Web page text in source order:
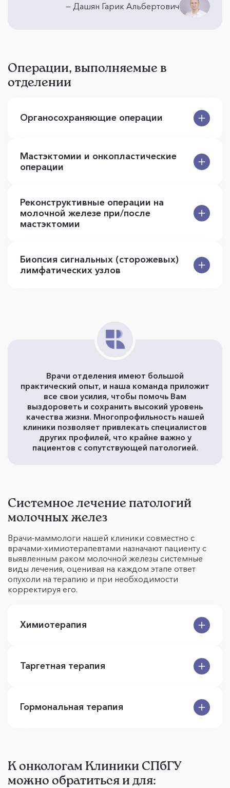
— Дашян Гарик Альбертович
Операции, выполняемые в
отделении
Органосохраняющие операции
Мастэктомии и онкопластические
операции
Реконструктивные операции на
молочной железе при/после
мастэктомии
Биопсия сигнальных (сторожевых)
лимфатических узлов
Врачи отделения имеют большой
практический опыт, и наша команда приложит
все свои усилия, чтобы помочь Вам
выздороветь и сохранить высокий уровень
качества жизни. Многопрофильность нашей
клиники позволяет привлекать специалистов
других профилей, что крайне важно у
пациентов с сопутствующей патологией.
Системное лечение патологий
молочных желез
Врачи-маммологи нашей клиники совместно с
врачами-химиотерапевтами назначают пациенту с
выявленным раком молочной железы системные
виды лечения, оценивая на каждом этапе ответ
опухоли на терапию и при необходимости
корректируя его.
Химиотерапия
Таргетная терапия
Гормональная терапия
К онкологам Клиники СПбГУ
можно обратиться и для: